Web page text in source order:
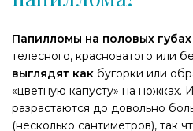
Папилломы на половых губах
телесного, красноватого или
выглядят как бугорки или
«цветную капусту» на ножках.
разрастаются до довольно
(несколько сантиметров), так